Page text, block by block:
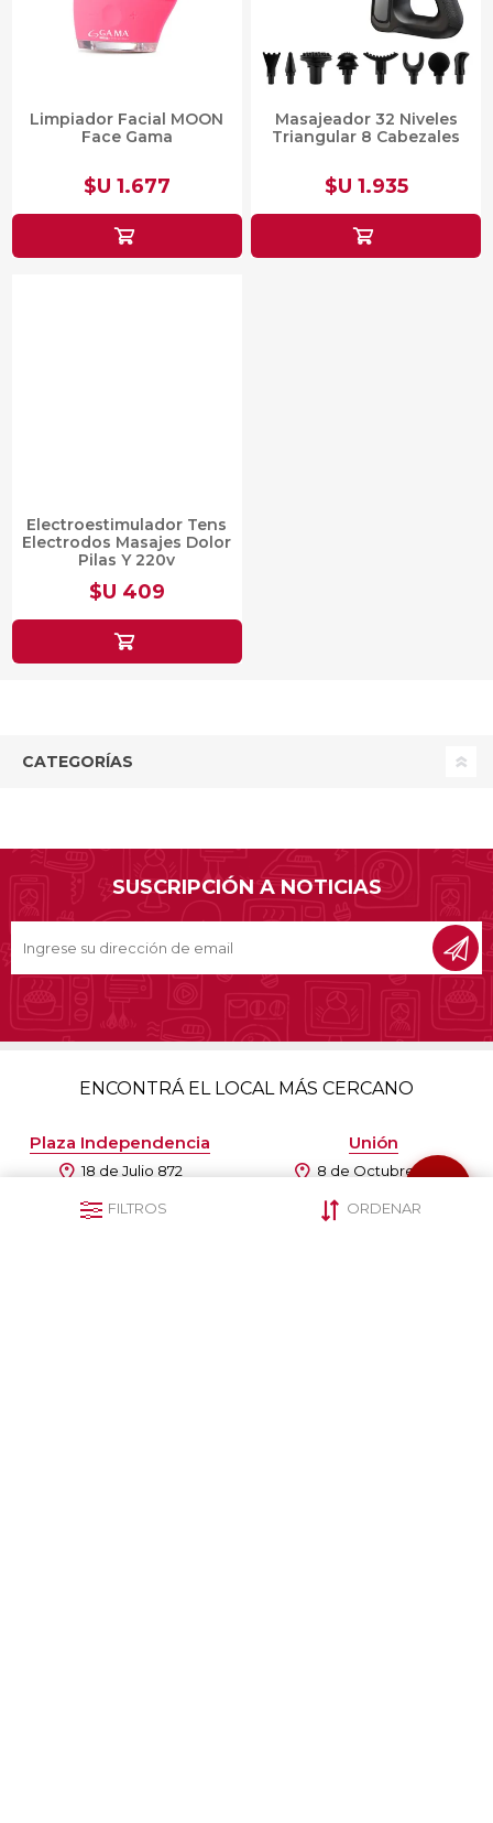
Limpiador Facial MOON
Face Gama
$U 1.677
Masajeador 32 Niveles
Triangular 8 Cabezales
$U 1.935
Electroestimulador Tens
Electrodos Masajes Dolor
Pilas Y 220v
$U 409
CATEGORÍAS
SUSCRIPCIÓN A NOTICIAS
ENCONTRÁ EL LOCAL MÁS CERCANO
Plaza Independencia
18 de Julio 872
(+598) 2901 0765
Unión
8 de Octubre 3786
(+598) 2509 3127
FILTROS ORDENAR